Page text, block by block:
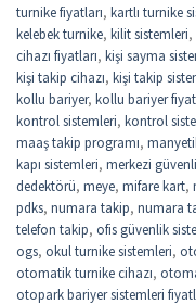
turnike fiyatları, kartlı turnike
kelebek turnike, kilit sistemleri,
cihazı fiyatları, kişi sayma
kişi takip cihazı, kişi takip
kollu bariyer, kollu bariyer
kontrol sistemleri, kontrol
maaş takip programı,
kapı sistemleri, merkezi
dedektörü, meye, mifare kart,
pdks, numara takip, numara
telefon takip, ofis güvenlik
ogs, okul turnike sistemleri,
otomatik turnike cihazı,
otopark bariyer sistemleri